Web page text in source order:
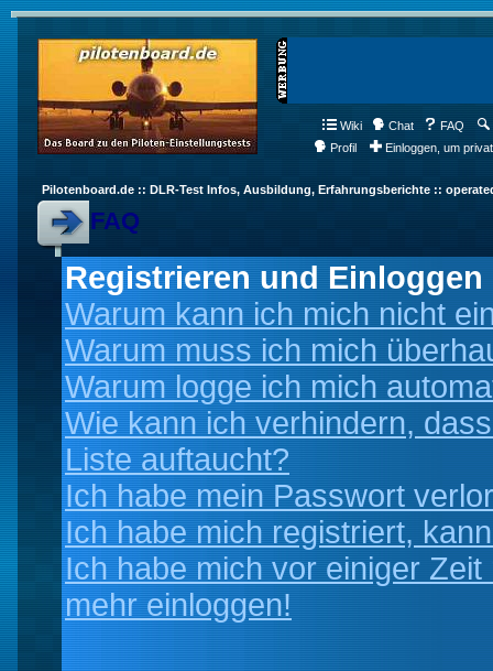
Wiki Chat FAQ
Profil
Einloggen, um
Pilotenboard.de :: DLR-Test Infos, Ausbildung, Erfahrungsberichte ::
FAQ
Registrieren und Einloggen
Warum kann ich mich nicht
Warum muss ich mich
Warum logge ich mich
Wie kann ich verhindern,
Liste auftaucht?
Ich habe mein Passwort
Ich habe mich registriert,
Ich habe mich vor einiger
mehr einloggen!